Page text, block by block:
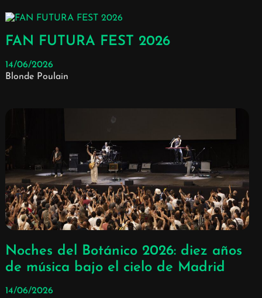
FAN FUTURA FEST 2026
14/06/2026
Blonde Poulain
Noches del Botánico 2026: diez años
de música bajo el cielo de Madrid
14/06/2026